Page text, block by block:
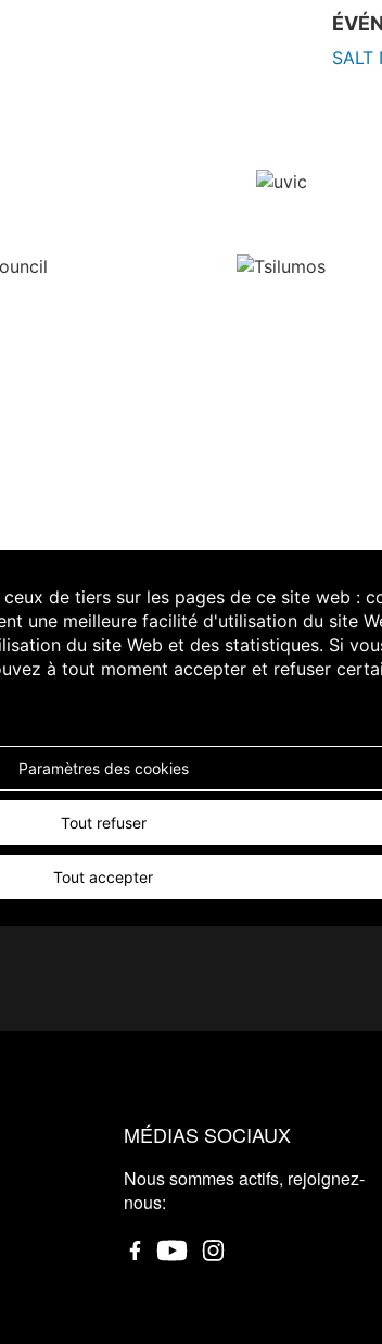
de tiers sur les pages de ce site web :
une meilleure facilité d'utilisation du site
du site Web et des statistiques. Si
à tout moment accepter et refuser
Paramètres des cookies
Tout refuser
Tout accepter
MÉDIAS SOCIAUX
Nous sommes actifs, rejoignez-
nous: